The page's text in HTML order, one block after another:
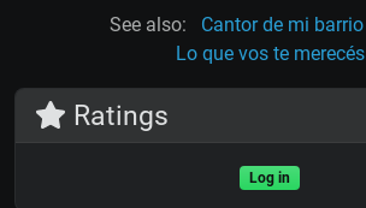
See also: Cantor de mi barrio
Lo que vos te merecés
Ratings
Log in